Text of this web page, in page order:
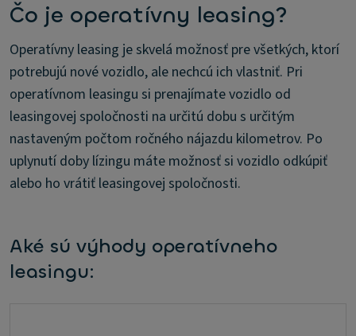
Čo je operatívny leasing?
Operatívny leasing je skvelá možnosť pre všetkých, ktorí
potrebujú nové vozidlo, ale nechcú ich vlastniť. Pri
operatívnom leasingu si prenajímate vozidlo od
leasingovej spoločnosti na určitú dobu s určitým
nastaveným počtom ročného nájazdu kilometrov. Po
uplynutí doby lízingu máte možnosť si vozidlo odkúpiť
alebo ho vrátiť leasingovej spoločnosti.
Aké sú výhody operatívneho
leasingu: